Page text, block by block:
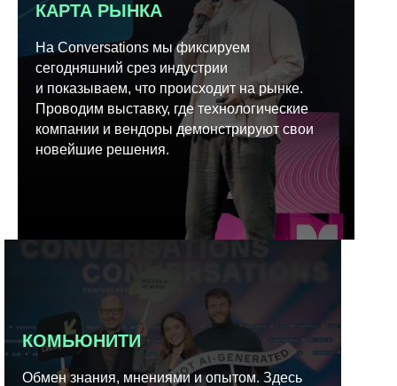
КАРТА РЫНКА
На Conversations мы фиксируем
сегодняшний срез индустрии
и показываем, что происходит на рынке.
Проводим выставку, где технологические
компании и вендоры демонстрируют свои
новейшие решения.
КОМЬЮНИТИ
Обмен знания, мнениями и опытом. Здесь